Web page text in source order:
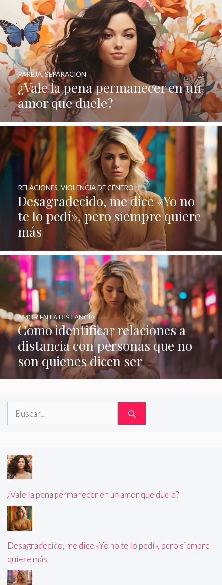
¿Vale la pena permanecer en un
amor que duele?
PAREJA,SEPARACIÓN
Desagradecido, me dice «Yo no
te lo pedí», pero siempre quiere
más
RELACIONES, VIOLENCIA DE GÉNERO
Cómo identificar relaciones a
distancia con personas que no
son quienes dicen ser
AMOR EN LA DISTANCIA
Buscar:
¿Vale la pena permanecer en un amor que duele?
Desagradecido, me dice «Yo no te lo pedí», pero siempre
quiere más